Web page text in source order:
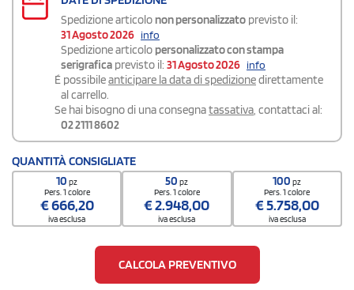
Spedizione articolo non personalizzato previsto il:
31 Agosto 2026 info
Spedizione articolo personalizzato con stampa
serigrafica previsto il: 31 Agosto 2026 info
É possibileanticipare la data di spedizionedirettamente
al carrello.
Se hai bisogno di una consegnatassativa, contattaci al:
02 2111 8602
QUANTITÀ CONSIGLIATE
10pz
Pers. 1 colore
€666,20
iva esclusa
50pz
Pers. 1 colore
€2.948,00
iva esclusa
100pz
Pers. 1 colore
€5.758,00
iva esclusa
CALCOLA PREVENTIVO